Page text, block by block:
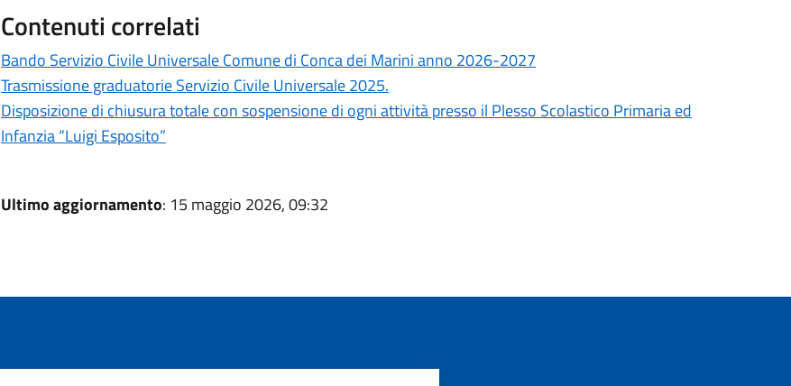
Contenuti correlati
Bando Servizio Civile Universale Comune di Conca dei Marini anno 2026-2027
Trasmissione graduatorie Servizio Civile Universale 2025.
Disposizione di chiusura totale con sospensione di ogni attività presso il Plesso Scolastico Primaria ed
Infanzia “Luigi Esposito”
Ultimo aggiornamento: 15 maggio 2026, 09:32